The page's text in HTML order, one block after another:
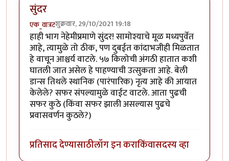
सुंदर
एक_वात्रटशुक्रवार, 29/10/2021 19:18
हाही भाग नेहेमीप्रमाणे सुंदर! सामोश्याचे मूळ मध्यपुर्वेत
आहे, त्यामुळे तो ठीक, पण दुबईत कांदाभजीही मिळतात
हे वाचून आश्चर्य वाटले. ५७ किलोची अंगठी हातात कशी
घातली जात असेल हे पाहण्याची उत्सुकता आहे. बेली
डान्स तिथले स्थानिक (पारंपारिक) नृत्य आहे की आयात
केलेले? सफर संपल्यामुळे वाईट वाटले. आता पुढची
सफर कुठे (किंवा सफर झाली असल्यास पुढचे
प्रवासवर्णन कुठले?)
प्रतिसाद देण्यासाठीलॉग इन कराकिंवासदस्य व्हा